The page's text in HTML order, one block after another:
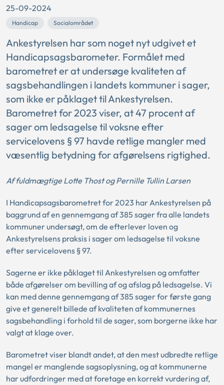
25-09-2024
Handicap Socialområdet
Ankestyrelsen har som noget nyt udgivet et
Handicapsagsbarometer. Formålet med
barometret er at undersøge kvaliteten af
sagsbehandlingen i landets kommuner i sager,
som ikke er påklaget til Ankestyrelsen.
Barometret for 2023 viser, at 47 procent af
sager om ledsagelse til voksne efter
servicelovens § 97 havde retlige mangler med
væsentlig betydning for afgørelsens rigtighed.
Af fuldmægtige Lotte Thost og Pernille Tullin Larsen
I Handicapsagsbarometret for 2023 har Ankestyrelsen på
baggrund af en gennemgang af 385 sager fra alle landets
kommuner undersøgt, om de efterlever loven og
Ankestyrelsens praksis i sager om ledsagelse til voksne
efter servicelovens § 97.
Sagerne er ikke påklaget til Ankestyrelsen og omfatter
både afgørelser om bevilling af og afslag på ledsagelse. Vi
kan med denne gennemgang af 385 sager for første gang
give et generelt billede af kvaliteten af kommunernes
sagsbehandling i forhold til de sager, som borgerne ikke har
valgt at klage over.
Barometret viser blandt andet, at den mest udbredte retlige
mangel er manglende sagsoplysning, og at kommunerne
har udfordringer med at foretage en korrekt vurdering af,